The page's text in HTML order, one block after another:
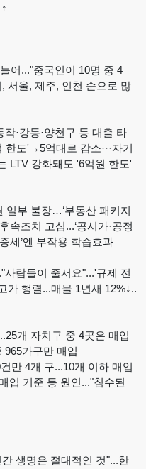
어..."중국인이 10명 중 4
서울, 제주, 인천 순으로 많
·강동·양천구 등 대출 타
도'→5억대로 감소···자기
LTV 강화돼도 '6억원 한도'
일부 불장…‘부동산 패키지
속조치 고심...‘공시가·공정
세’엔 부작용 학습효과
람들이 줄서요"...'규제 전
가 행렬...매물 1년새 12%↓..
개 자치구 중 4곳은 매입
965가구만 매입
만 4개 구...10개 이하 매입
입 기준 등 원인..."침수된
생명은 절대적인 것"...한